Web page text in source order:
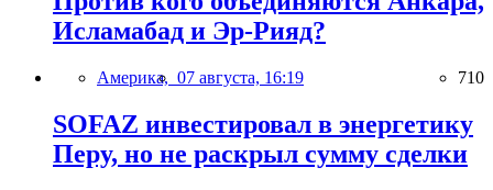
Исламабад и Эр-Рияд?
Америка, 07 августа, 16:19 710
SOFAZ инвестировал в энергетику
Перу, но не раскрыл сумму сделки